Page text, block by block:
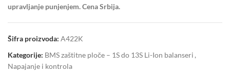
upravljanje punjenjem. Cena Srbija.
Šifra proizvoda: A422K
Kategorije: BMS zaštitne ploče – 1S do 13S Li-Ion balanseri ,
Napajanje i kontrola